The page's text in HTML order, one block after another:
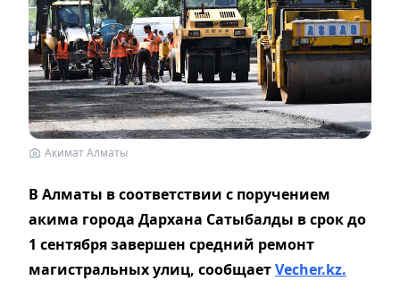
Акимат Алматы
В Алматы в соответствии с поручением
акима города Дархана Сатыбалды в срок до
1 сентября завершен средний ремонт
магистральных улиц, сообщаетVecher.kz.